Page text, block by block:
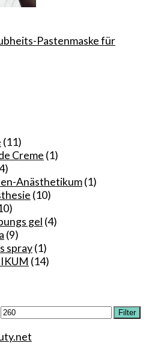
Pastenmaske für
(11)
Creme (1)
Anästhetikum(1)
(10)
gel (4)
(9)
spray(1)
(14)
Max.
Filter